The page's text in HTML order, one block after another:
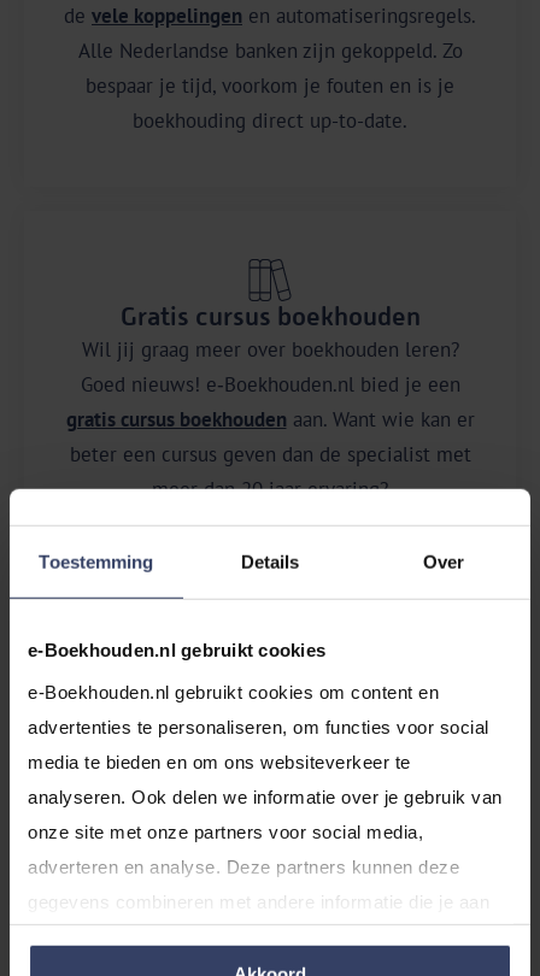
Toestemming Details Over
e-Boekhouden.nl gebruikt cookies
e-Boekhouden.nl gebruikt cookies om content en
advertenties te personaliseren, om functies voor social
media te bieden en om ons websiteverkeer te
analyseren. Ook delen we informatie over je gebruik van
onze site met onze partners voor social media,
adverteren en analyse. Deze partners kunnen deze
gegevens combineren met andere informatie die je aan
van jouw gebruik van hun services.
de vele koppelingen en automatiseringsregels.
Alle Nederlandse banken zijn gekoppeld. Zo
bespaar je tijd, voorkom je fouten en is je
boekhouding direct up-to-date.
Gratis cursus boekhouden
Wil jij graag meer over boekhouden leren?
Goed nieuws! e‑Boekhouden.nl bied je een
gratis cursus boekhouden aan. Want wie kan er
beter een cursus geven dan de specialist met
meer dan 20 jaar ervaring?
Altijd de beste support
Hulp nodig? Een team van razendsnelle en
deskundige experts zit klaar om je direct te
helpen via telefoon, WhatsApp, e-mail of de
kennisbank. We helpen je snel en lopen elke
stap met je door. Van begin tot succes!